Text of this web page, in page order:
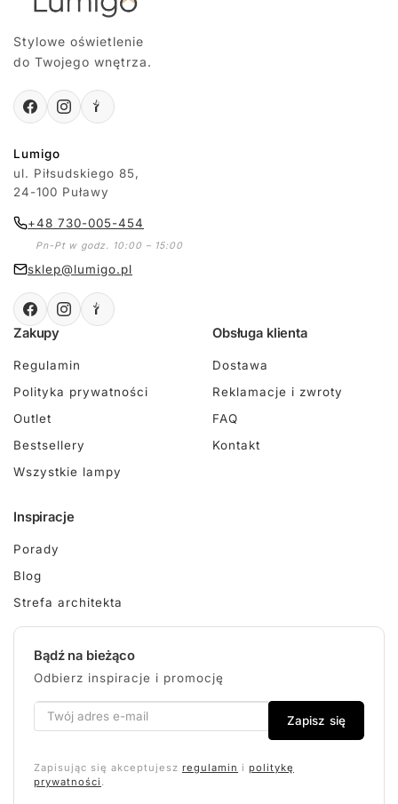
Stylowe oświetlenie
do Twojego wnętrza.
Lumigo
ul. Piłsudskiego 85,
24-100 Puławy
+48 730-005-454
Pn-Pt w godz. 10:00 – 15:00
sklep@lumigo.pl
Zakupy
Regulamin
Polityka prywatności
Outlet
Bestsellery
Wszystkie lampy
Obsługa klienta
Dostawa
Reklamacje i zwroty
FAQ
Kontakt
Inspiracje
Porady
Blog
Strefa architekta
Bądź na bieżąco
Odbierz inspiracje i promocję
Zapisz się
Zapisując się akceptujesz regulamin i politykę
prywatności .